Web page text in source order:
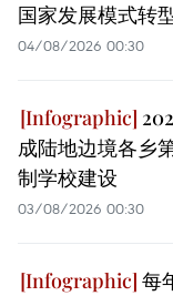
国家发展模式转
04/08/2026 00:30
成陆地边境各乡
制学校建设
03/08/2026 00:30
每